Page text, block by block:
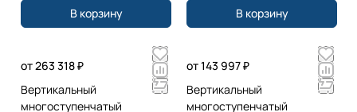
В корзину В корзину
от 263 318 ₽
Вертикальный
многоступенчатый
от 143 997 ₽
Вертикальный
многоступенчатый